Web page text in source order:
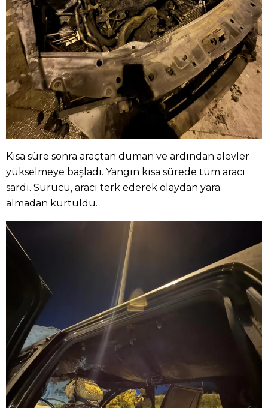
Kısa süre sonra araçtan duman ve ardından alevler
yükselmeye başladı. Yangın kısa sürede tüm aracı
sardı. Sürücü, aracı terk ederek olaydan yara
almadan kurtuldu.